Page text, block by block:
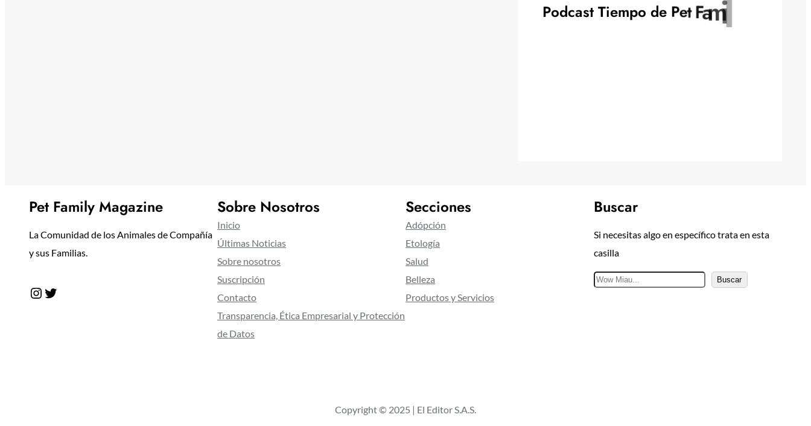
Podcast Tiempo de Pet Fami
Pet Family Magazine
La Comunidad de los Animales de Compañía
y sus Familias.
Instagram Twitter
Sobre Nosotros
Inicio
Últimas Noticias
Sobre nosotros
Suscripción
Contacto
Transparencia, Ética Empresarial y Protección
de Datos
Secciones
Adópción
Etología
Salud
Belleza
Productos y Servicios
Buscar
Si necesitas algo en específico trata en esta
casilla
B
Buscar
Copyright © 2025 | El Editor S.A.S.